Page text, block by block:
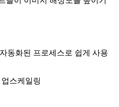
동화된 프로세스로 쉽게 사용
스케일링